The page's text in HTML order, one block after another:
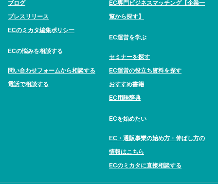
ブログ
プレスリリース
ECのミカタ編集ポリシー
ECの悩みを相談する
問い合わせフォームから相談する
電話で相談する
EC専門ビジネスマッチング【企業一
覧から探す】
EC運営を学ぶ
セミナーを探す
EC運営の役立ち資料を探す
おすすめ書籍
EC用語辞典
ECを始めたい
EC・通販事業の始め方・伸ばし方の
情報はこちら
ECのミカタに直接相談する